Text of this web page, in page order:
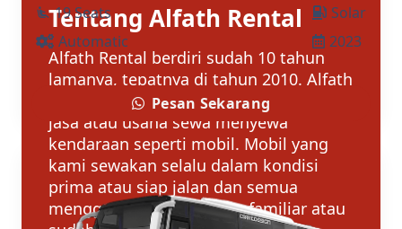
airline_seat_recline_extra 19 Seats
Automatic
Solar
2023
Pesan Sekarang
Tentang Alfath Rental
Alfath Rental berdiri sudah 10 tahun
lamanya, tepatnya di tahun 2010. Alfath
Rental merupakan sebuah penyedia
jasa atau usaha sewa menyewa
kendaraan seperti mobil. Mobil yang
kami sewakan selalu dalam kondisi
prima atau siap jalan dan semua
menggunakan merk yang familiar atau